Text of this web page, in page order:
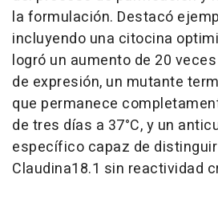
la formulación. Destacó
incluyendo una citocina
logró un aumento de 20
de expresión, un mutante
que permanece
de tres días a 37°C, y un
específico capaz de
Claudina18.1 sin reactividad